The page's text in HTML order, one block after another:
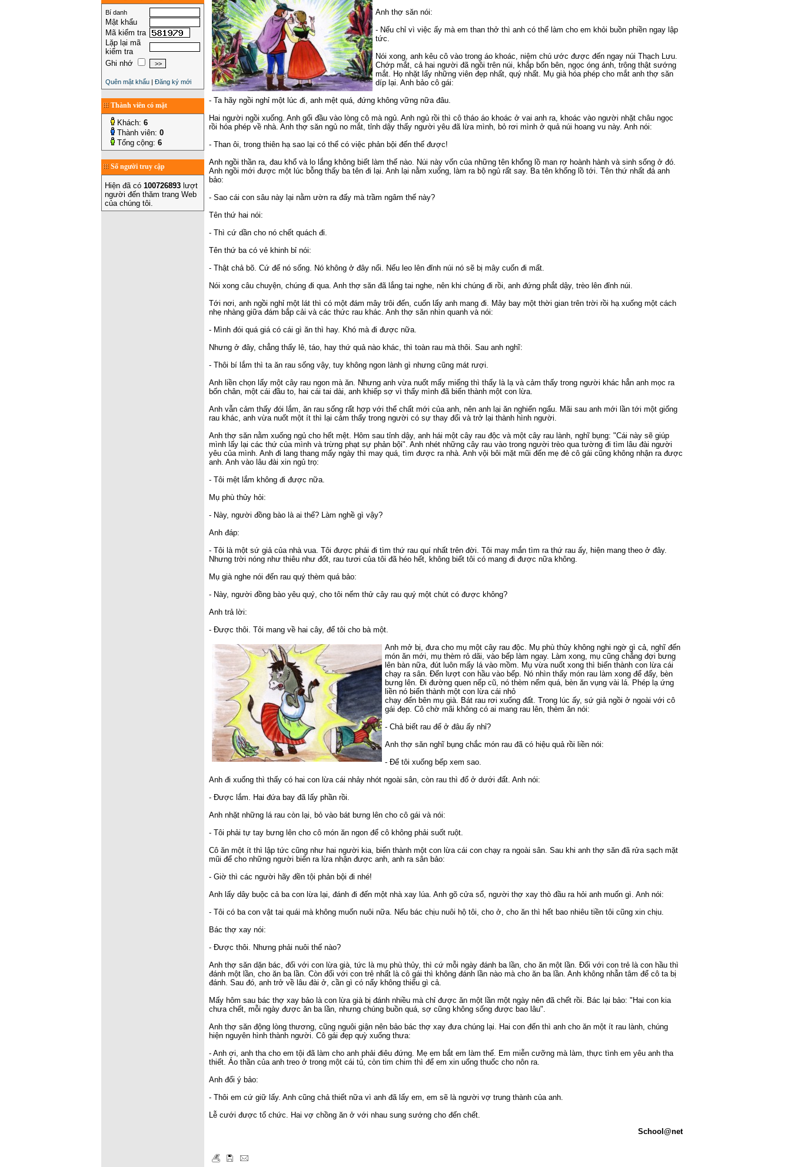
Bí danh
Mật khẩu
Mã kiểm tra
Lặp lại mã
kiểm tra
Ghi nhớ
Quên mật khẩu | Đăng ký mới
Thành viên có mặt
Khách: 6
Thành viên: 0
Tổng cộng: 6
Số người truy cập
Hiện đã có 100726893 lượt
người đến thăm trang Web
của chúng tôi.
Anh thợ săn nói:
- Nếu chỉ vì việc ấy mà em than thở thì anh có thể làm cho em khỏi buồn phiền ngay lập
tức.
Nói xong, anh kêu cô vào trong áo khoác, niệm chú ước được đến ngay núi Thạch Lưu.
Chớp mắt, cả hai người đã ngồi trên núi, khắp bốn bên, ngọc óng ánh, trông thật sướng
mắt. Họ nhặt lấy những viên đẹp nhất, quý nhất. Mụ già hóa phép cho mắt anh thợ săn
díp lại. Anh bảo cô gái:
- Ta hãy ngồi nghỉ một lúc đi, anh mệt quá, đứng không vững nữa đâu.
Hai người ngồi xuống. Anh gối đầu vào lòng cô mà ngủ. Anh ngủ rồi thì cô tháo áo khoác ở vai anh ra, khoác vào người nhặt châu ngọc
rồi hóa phép về nhà. Anh thợ săn ngủ no mắt, tỉnh dậy thấy người yêu đã lừa mình, bỏ rơi mình ở quả núi hoang vu này. Anh nói:
- Than ôi, trong thiên hạ sao lại có thể có việc phản bội đến thế được!
Anh ngồi thần ra, đau khổ và lo lắng không biết làm thế nào. Núi này vốn của những tên khổng lồ man rợ hoành hành và sinh sống ở đó.
Anh ngồi mới được một lúc bỗng thấy ba tên đi lại. Anh lại nằm xuống, làm ra bộ ngủ rất say. Ba tên khổng lồ tới. Tên thứ nhất đá anh
bảo:
- Sao cái con sâu này lại nằm ườn ra đấy mà trầm ngâm thế này?
Tên thứ hai nói:
- Thì cứ dần cho nó chết quách đi.
Tên thứ ba có vẻ khinh bỉ nói:
- Thật chả bõ. Cứ để nó sống. Nó không ở đây nổi. Nếu leo lên đỉnh núi nó sẽ bị mây cuốn đi mất.
Nói xong câu chuyện, chúng đi qua. Anh thợ săn đã lắng tai nghe, nên khi chúng đi rồi, anh đứng phắt dậy, trèo lên đỉnh núi.
Tới nơi, anh ngồi nghỉ một lát thì có một đám mây trôi đến, cuốn lấy anh mang đi. Mây bay một thời gian trên trời rồi hạ xuống một cách
nhẹ nhàng giữa đám bắp cải và các thức rau khác. Anh thợ săn nhìn quanh và nói:
- Mình đói quá giá có cái gì ăn thì hay. Khó mà đi được nữa.
Nhưng ở đây, chẳng thấy lê, táo, hay thứ quả nào khác, thì toàn rau mà thôi. Sau anh nghĩ:
- Thôi bí lắm thì ta ăn rau sống vậy, tuy không ngon lành gì nhưng cũng mát rượi.
Anh liền chọn lấy một cây rau ngon mà ăn. Nhưng anh vừa nuốt mấy miếng thì thấy là lạ và cảm thấy trong người khác hẳn anh mọc ra
bốn chân, một cái đầu to, hai cái tai dài, anh khiếp sợ vì thấy mình đã biến thành một con lừa.
Anh vẫn cảm thấy đói lắm, ăn rau sống rất hợp với thể chất mới của anh, nên anh lại ăn nghiến ngấu. Mãi sau anh mới lần tới một giống
rau khác, anh vừa nuốt một ít thì lại cảm thấy trong người có sự thay đổi và trở lại thành hình người.
Anh thợ săn nằm xuống ngủ cho hết mệt. Hôm sau tỉnh dậy, anh hái một cây rau độc và một cây rau lành, nghĩ bụng: "Cái này sẽ giúp
mình lấy lại các thứ của mình và trừng phạt sự phản bội". Anh nhét những cây rau vào trong người trèo qua tường đi tìm lâu đài người
yêu của mình. Anh đi lang thang mấy ngày thì may quá, tìm được ra nhà. Anh vội bôi mặt mũi đến mẹ đẻ cô gái cũng không nhận ra được
anh. Anh vào lâu đài xin ngủ trọ:
- Tôi mệt lắm không đi được nữa.
Mụ phù thủy hỏi:
- Này, người đồng bào là ai thế? Làm nghề gì vậy?
Anh đáp:
- Tôi là một sứ giả của nhà vua. Tôi được phái đi tìm thứ rau quí nhất trên đời. Tôi may mắn tìm ra thứ rau ấy, hiện mang theo ở đây.
Nhưng trời nóng như thiêu như đốt, rau tươi của tôi đã héo hết, không biết tôi có mang đi được nữa không.
Mụ già nghe nói đến rau quý thèm quá bảo:
- Này, người đồng bào yêu quý, cho tôi nếm thử cây rau quý một chút có được không?
Anh trả lời:
- Được thôi. Tôi mang về hai cây, để tôi cho bà một.
Anh mở bị, đưa cho mụ một cây rau độc. Mụ phù thủy không nghi ngờ gì cả, nghĩ đến
món ăn mới, mụ thèm rỏ dãi, vào bếp làm ngay. Làm xong, mụ cũng chẳng đợi bưng
lên bàn nữa, đút luôn mấy lá vào mồm. Mụ vừa nuốt xong thì biến thành con lừa cái
chạy ra sân. Đến lượt con hầu vào bếp. Nó nhìn thấy món rau làm xong để đấy, bèn
bưng lên. Đi đường quen nếp cũ, nó thèm nếm quá, bèn ăn vụng vài lá. Phép lạ ứng
liền nó biến thành một con lừa cái nhỏ
chạy đến bên mụ già. Bát rau rơi xuống đất. Trong lúc ấy, sứ giả ngồi ở ngoài với cô
gái đẹp. Cô chờ mãi không có ai mang rau lên, thèm ăn nói:
- Chả biết rau để ở đâu ấy nhỉ?
Anh thợ săn nghĩ bụng chắc món rau đã có hiệu quả rồi liền nói:
- Để tôi xuống bếp xem sao.
Anh đi xuống thì thấy có hai con lừa cái nhảy nhót ngoài sân, còn rau thì đổ ở dưới đất. Anh nói:
- Được lắm. Hai đứa bay đã lấy phần rồi.
Anh nhặt những lá rau còn lại, bỏ vào bát bưng lên cho cô gái và nói:
- Tôi phải tự tay bưng lên cho cô món ăn ngon để cô không phải suốt ruột.
Cô ăn một ít thì lập tức cũng như hai người kia, biến thành một con lừa cái con chạy ra ngoài sân. Sau khi anh thợ săn đã rửa sạch mặt
mũi để cho những người biến ra lừa nhận được anh, anh ra sân bảo:
- Giờ thì các người hãy đền tội phản bội đi nhé!
Anh lấy dây buộc cả ba con lừa lại, đánh đi đến một nhà xay lúa. Anh gõ cửa sổ, người thợ xay thò đầu ra hỏi anh muốn gì. Anh nói:
- Tôi có ba con vật tai quái mà không muốn nuôi nữa. Nếu bác chịu nuôi hộ tôi, cho ở, cho ăn thì hết bao nhiêu tiền tôi cũng xin chịu.
Bác thợ xay nói:
- Được thôi. Nhưng phải nuôi thế nào?
Anh thợ săn dặn bác, đối với con lừa già, tức là mụ phù thủy, thì cứ mỗi ngày đánh ba lần, cho ăn một lần. Đối với con trẻ là con hầu thì
đánh một lần, cho ăn ba lần. Còn đối với con trẻ nhất là cô gái thì không đánh lần nào mà cho ăn ba lần. Anh không nhẫn tâm để cô ta bị
đánh. Sau đó, anh trở về lâu đài ở, cần gì có nấy không thiếu gì cả.
Mấy hôm sau bác thợ xay bảo là con lừa già bị đánh nhiều mà chỉ được ăn một lần một ngày nên đã chết rồi. Bác lại bảo: "Hai con kia
chưa chết, mỗi ngày được ăn ba lần, nhưng chúng buồn quá, sợ cũng không sống được bao lâu".
Anh thợ săn động lòng thương, cũng nguôi giận nên bảo bác thợ xay đưa chúng lại. Hai con đến thì anh cho ăn một ít rau lành, chúng
hiện nguyên hình thành người. Cô gái đẹp quỳ xuống thưa:
- Anh ơi, anh tha cho em tội đã làm cho anh phải điêu đứng. Mẹ em bắt em làm thế. Em miễn cưỡng mà làm, thực tình em yêu anh tha
thiết. Áo thần của anh treo ở trong một cái tủ, còn tim chim thì để em xin uống thuốc cho nôn ra.
Anh đổi ý bảo:
- Thôi em cứ giữ lấy. Anh cũng chả thiết nữa vì anh đã lấy em, em sẽ là người vợ trung thành của anh.
Lễ cưới được tổ chức. Hai vợ chồng ăn ở với nhau sung sướng cho đến chết.
School@net